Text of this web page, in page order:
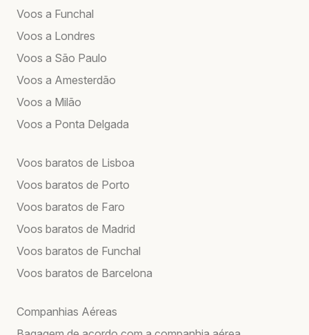
Voos a Funchal
Voos a Londres
Voos a São Paulo
Voos a Amesterdão
Voos a Milão
Voos a Ponta Delgada
Voos baratos de Lisboa
Voos baratos de Porto
Voos baratos de Faro
Voos baratos de Madrid
Voos baratos de Funchal
Voos baratos de Barcelona
Companhias Aéreas